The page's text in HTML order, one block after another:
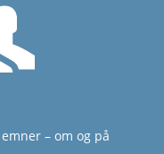
– om og på